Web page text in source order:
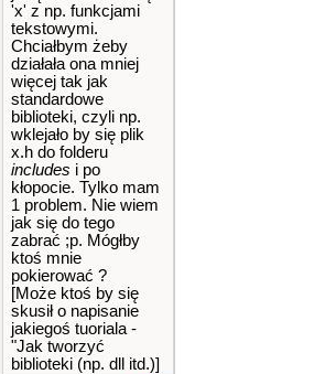
'x' z np. funkcjami
tekstowymi.
Chciałbym żeby
działała ona mniej
więcej tak jak
standardowe
biblioteki, czyli np.
wklejało by się plik
x.h do folderu
includes i po
kłopocie. Tylko mam
1 problem. Nie wiem
jak się do tego
zabrać ;p. Mógłby
ktoś mnie
pokierować ?
[Może ktoś by się
skusił o napisanie
jakiegoś tuoriala -
"Jak tworzyć
biblioteki (np. dll itd.)]